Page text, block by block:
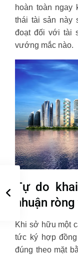
hoàn toàn ngay
thái tài sản này
đoạt đối với tài
vướng mắc nào.
Tự do
nhuận
Khi sở hữu một
tức ký hợp
đúng theo mặt